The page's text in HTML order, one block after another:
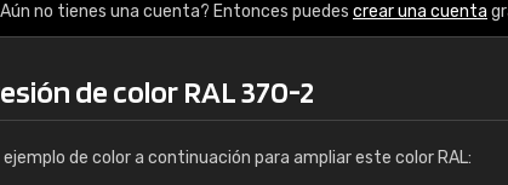
no tienes una cuenta? Entonces puedes crear una cuenta
de color RAL 370-2
ejemplo de color a continuación para ampliar este color RAL: